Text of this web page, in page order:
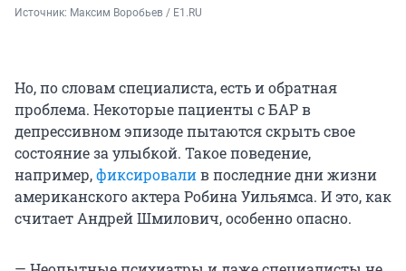
Источник: Максим Воробьев / E1.RU
Но, по словам специалиста, есть и обратная
проблема. Некоторые пациенты с БАР в
депрессивном эпизоде пытаются скрыть свое
состояние за улыбкой. Такое поведение,
например,фиксировалив последние дни жизни
американского актера Робина Уильямса. И это, как
считает Андрей Шмилович, особенно опасно.